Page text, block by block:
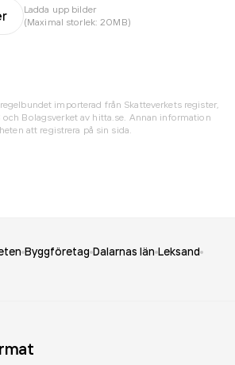
Ladda upp bilder
(Maximal storlek: 20MB)
importerad från Skatteverkets register,
och Bolagsverket av hitta.se. Annan information
att registrera på sin sida.
Byggföretag Dalarnas län Leksand